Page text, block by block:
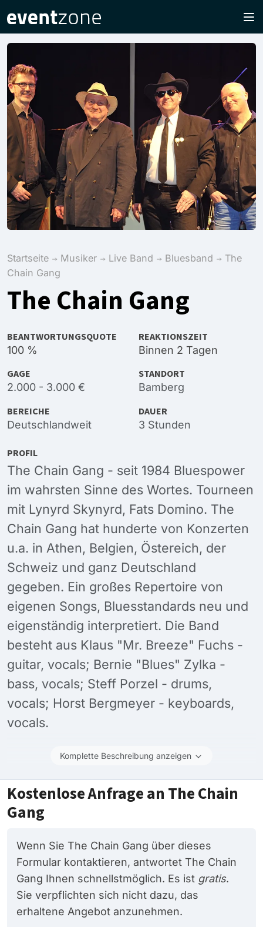
Startseite Musiker Live Band Bluesband
The
Chain Gang
The Chain Gang
BEANTWORTUNGSQUOTE
100 %
REAKTIONSZEIT
Binnen 2 Tagen
GAGE
2.000 - 3.000 €
STANDORT
Bamberg
BEREICHE
Deutschlandweit
DAUER
3 Stunden
PROFIL
The Chain Gang - seit 1984 Bluespower
im wahrsten Sinne des Wortes. Tourneen
mit Lynyrd Skynyrd, Fats Domino. The
Chain Gang hat hunderte von Konzerten
u.a. in Athen, Belgien, Östereich, der
Schweiz und ganz Deutschland
gegeben. Ein großes Repertoire von
eigenen Songs, Bluesstandards neu und
eigenständig interpretiert. Die Band
besteht aus Klaus "Mr. Breeze" Fuchs -
guitar, vocals; Bernie "Blues" Zylka -
bass, vocals; Steff Porzel - drums,
vocals; Horst Bergmeyer - keyboards,
vocals.
Komplette Beschreibung anzeigen
Kostenlose Anfrage an The Chain
Gang
Wenn Sie The Chain Gang über dieses
Formular kontaktieren, antwortet The Chain
Gang Ihnen schnellstmöglich. Es ist gratis.
Sie verpflichten sich nicht dazu, das
erhaltene Angebot anzunehmen.